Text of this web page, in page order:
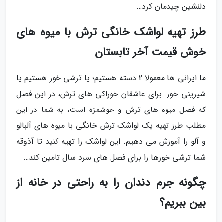
دلنشین چیدمان کرد…
طرز تهیه لواشک خانگی ترش با میوه های
خوش قیمت آخر تابستان
ما ایرانی ها معمولا 2 دسته هستیم؛ یا ترشی خور هستیم یا
شیرینی خور. برای عاشقان خوراکی های ترش، در این فصل
که فصل میوه های ترش و خوشمزه است، به شما در این
مطلب طرز تهیه یک لواشک ترش خانگی با میوه های آلبالو
و آلو را آموزش می دهیم. این لواشک را تهیه کنید تا آذوقه
شما ترشی خورها را برای فصل های سرد سال تامین کند…
چگونه جرم دندان را به راحتی در خانه از
بین ببریم؟